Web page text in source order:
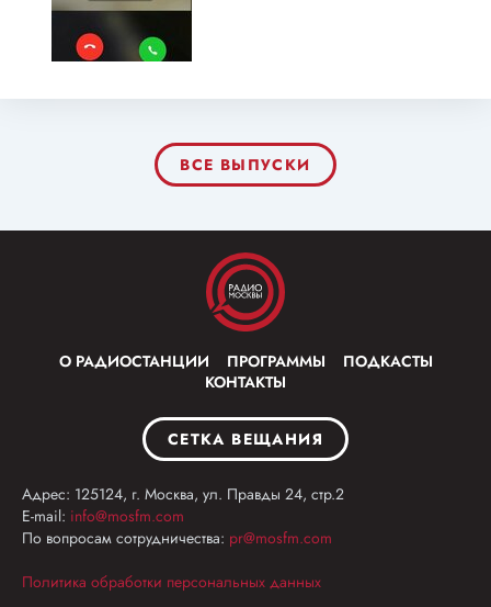
ВСЕ ВЫПУСКИ
О РАДИОСТАНЦИИ ПРОГРАММЫ
ПОДКАСТЫ
КОНТАКТЫ
СЕТКА ВЕЩАНИЯ
Адрес: 125124, г. Москва, ул. Правды 24, стр.2
E-mail: info@mosfm.com
По вопросам сотрудничества: pr@mosfm.com
Политика обработки персональных данных